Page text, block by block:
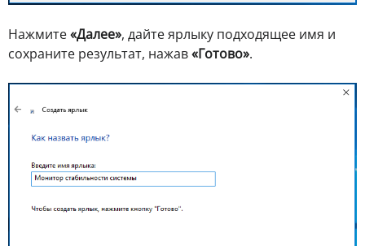
Нажмите«Далее», дайте ярлыку подходящее имя и
сохраните результат, нажав«Готово».